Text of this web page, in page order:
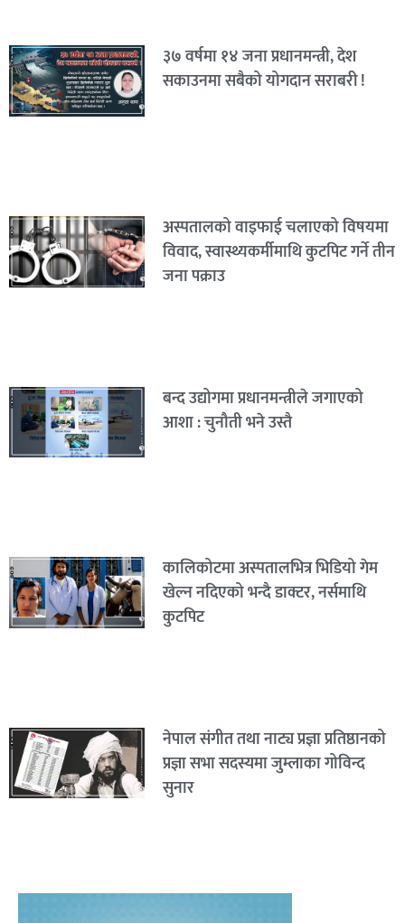
३७ वर्षमा १४ जना प्रधानमन्त्री, देश
सकाउनमा सबैको योगदान सराबरी !
अस्पतालको वाइफाई चलाएको विषयमा
विवाद, स्वास्थ्यकर्मीमाथि कुटपिट गर्ने तीन
जना पक्राउ
बन्द उद्योगमा प्रधानमन्त्रीले जगाएको
आशा : चुनौती भने उस्तै
कालिकोटमा अस्पतालभित्र भिडियो गेम
खेल्न नदिएको भन्दै डाक्टर, नर्समाथि
कुटपिट
नेपाल संगीत तथा नाट्य प्रज्ञा प्रतिष्ठानको
प्रज्ञा सभा सदस्यमा जुम्लाका गोविन्द
सुनार